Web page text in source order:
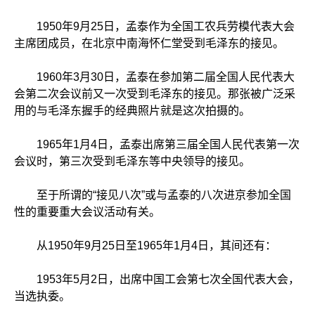
1950年9月25日，孟泰作为全国工农兵劳模代表大会
主席团成员，在北京中南海怀仁堂受到毛泽东的接见。
1960年3月30日，孟泰在参加第二届全国人民代表大
会第二次会议前又一次受到毛泽东的接见。那张被广泛采
用的与毛泽东握手的经典照片就是这次拍摄的。
1965年1月4日，孟泰出席第三届全国人民代表第一次
会议时，第三次受到毛泽东等中央领导的接见。
至于所谓的“接见八次”或与孟泰的八次进京参加全国
性的重要重大会议活动有关。
从1950年9月25日至1965年1月4日，其间还有：
1953年5月2日，出席中国工会第七次全国代表大会，
当选执委。